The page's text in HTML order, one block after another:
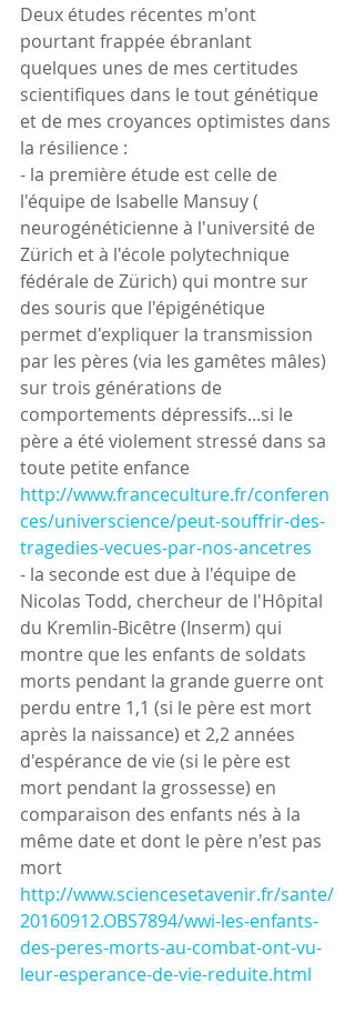
Deux études récentes m'ont
pourtant frappée ébranlant
quelques unes de mes certitudes
scientifiques dans le tout génétique
et de mes croyances optimistes dans
la résilience :
- la première étude est celle de
l'équipe de Isabelle Mansuy (
neurogénéticienne à l'université de
Zürich et à l'école polytechnique
fédérale de Zürich) qui montre sur
des souris que l'épigénétique
permet d'expliquer la transmission
par les pères (via les gamêtes mâles)
sur trois générations de
comportements dépressifs...si le
père a été violement stressé dans sa
toute petite enfance
http://www.franceculture.fr/conferen
ces/universcience/peut-souffrir-des-
tragedies-vecues-par-nos-ancetres
- la seconde est due à l'équipe de
Nicolas Todd, chercheur de l'Hôpital
du Kremlin-Bicêtre (Inserm) qui
montre que les enfants de soldats
morts pendant la grande guerre ont
perdu entre 1,1 (si le père est mort
après la naissance) et 2,2 années
d'espérance de vie (si le père est
mort pendant la grossesse) en
comparaison des enfants nés à la
même date et dont le père n'est pas
mort
http://www.sciencesetavenir.fr/sante/
20160912.OBS7894/wwi-les-enfants-
des-peres-morts-au-combat-ont-vu-
leur-esperance-de-vie-reduite.html